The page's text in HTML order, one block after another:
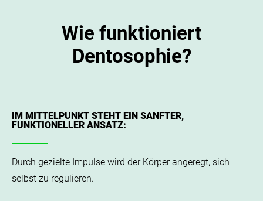
Wie funktioniert
Dentosophie?
IM MITTELPUNKT STEHT EIN SANFTER,
FUNKTIONELLER ANSATZ:
Durch gezielte Impulse wird der Körper angeregt, sich
selbst zu regulieren.